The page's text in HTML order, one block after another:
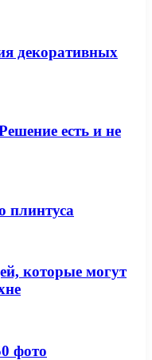
декоративных
есть и не
плинтуса
которые могут
фото